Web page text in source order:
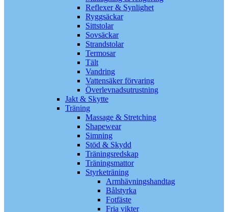
Reflexer & Synlighet
Ryggsäckar
Sittstolar
Sovsäckar
Strandstolar
Termosar
Tält
Vandring
Vattensäker förvaring
Överlevnadsutrustning
Jakt & Skytte
Träning
Massage & Stretching
Shapewear
Simning
Stöd & Skydd
Träningsredskap
Träningsmattor
Styrketräning
Armhävningshandtag
Bålstyrka
Fotfäste
Fria vikter